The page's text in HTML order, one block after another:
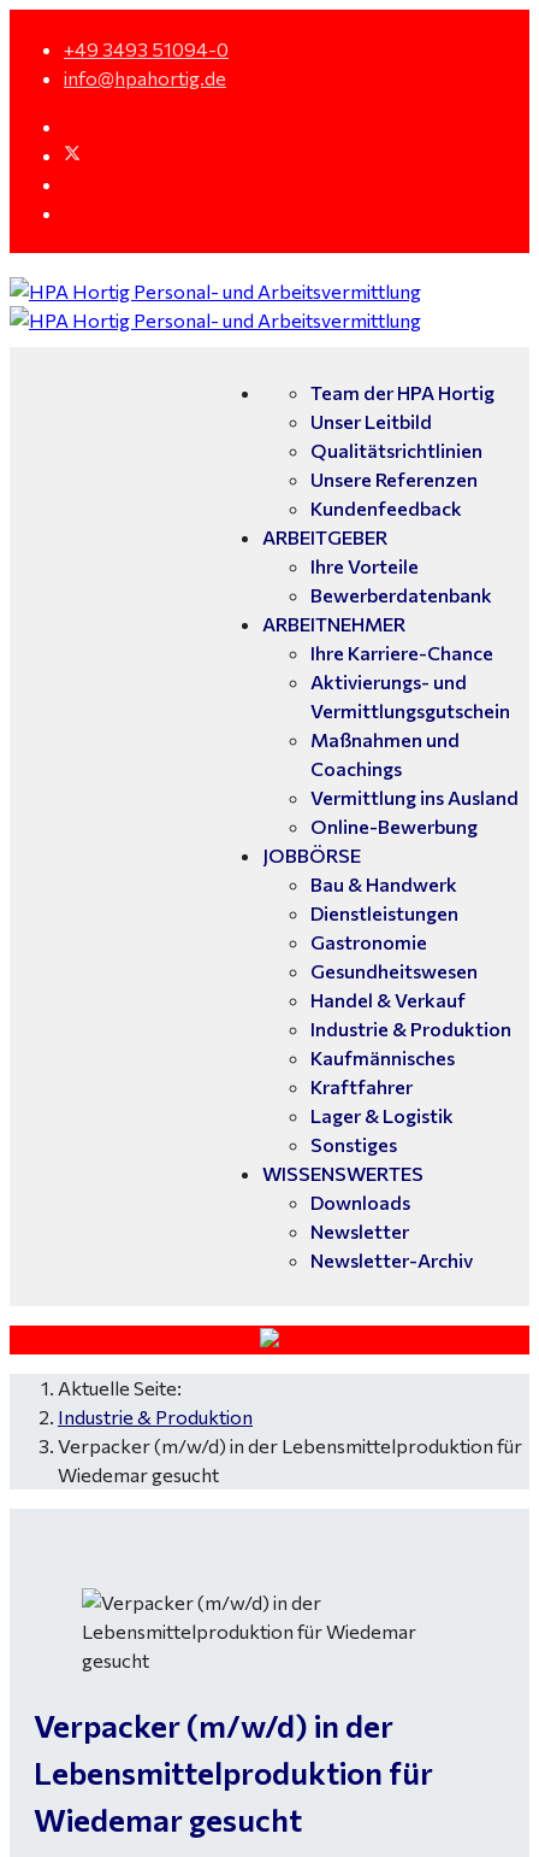
+49 3493 51094-0
info@hpahortig.de
Team der HPA Hortig
Unser Leitbild
Qualitätsrichtlinien
Unsere Referenzen
Kundenfeedback
ARBEITGEBER
Ihre Vorteile
Bewerberdatenbank
ARBEITNEHMER
Ihre Karriere-Chance
Aktivierungs- und
Vermittlungsgutschein
Maßnahmen und
Coachings
Vermittlung ins Ausland
Online-Bewerbung
JOBBÖRSE
Bau & Handwerk
Dienstleistungen
Gastronomie
Gesundheitswesen
Handel & Verkauf
Industrie & Produktion
Kaufmännisches
Kraftfahrer
Lager & Logistik
Sonstiges
WISSENSWERTES
Downloads
Newsletter
Newsletter-Archiv
Aktuelle Seite:
Industrie & Produktion
Verpacker (m/w/d) in der Lebensmittelproduktion für
Wiedemar gesucht
Verpacker (m/w/d) in der
Lebensmittelproduktion für
Wiedemar gesucht